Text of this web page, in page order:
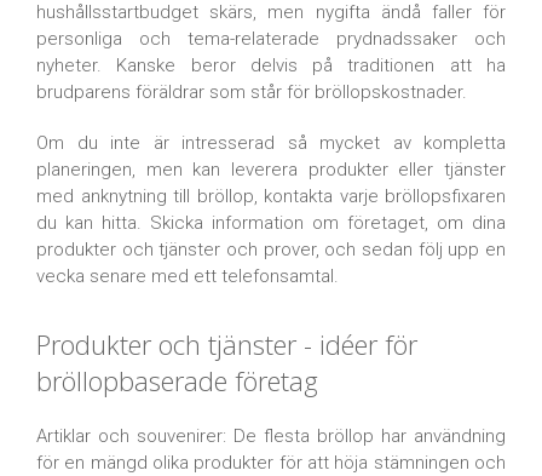
hushållsstartbudget skärs, men nygifta ändå faller för
personliga och tema-relaterade prydnadssaker och
nyheter. Kanske beror delvis på traditionen att ha
brudparens föräldrar som står för bröllopskostnader.
Om du inte är intresserad så mycket av kompletta
planeringen, men kan leverera produkter eller tjänster
med anknytning till bröllop, kontakta varje bröllopsfixaren
du kan hitta. Skicka information om företaget, om dina
produkter och tjänster och prover, och sedan följ upp en
vecka senare med ett telefonsamtal.
Produkter och tjänster - idéer för
bröllopbaserade företag
Artiklar och souvenirer: De flesta bröllop har användning
för en mängd olika produkter för att höja stämningen och